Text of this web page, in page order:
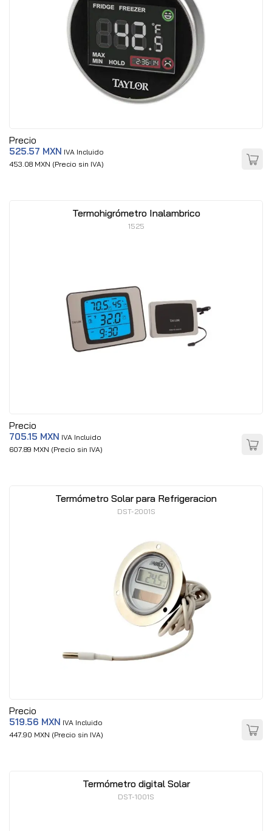
Precio
525.57 MXN IVA Incluido
453.08 MXN (Precio sin IVA)
Termohigrómetro Inalambrico
1525
Precio
705.15 MXN IVA Incluido
607.89 MXN (Precio sin IVA)
Termómetro Solar para Refrigeracion
DST-2001S
Precio
519.56 MXN IVA Incluido
447.90 MXN (Precio sin IVA)
Termómetro digital Solar
DST-1001S